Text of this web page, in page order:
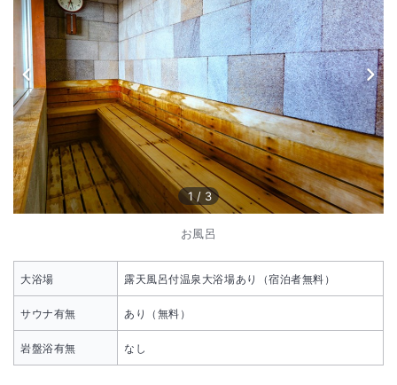
1 / 3
お風呂
大浴場 露天風呂付温泉大浴場あり（宿泊者無料）
サウナ有無 あり（無料）
岩盤浴有無 なし